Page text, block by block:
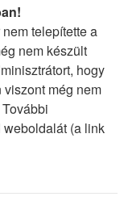
telepítette a
nem készült
hogy
még nem
weboldalát (a link